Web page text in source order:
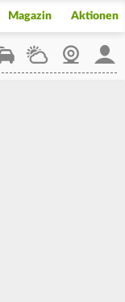
Magazin Aktionen
WetterWebcam